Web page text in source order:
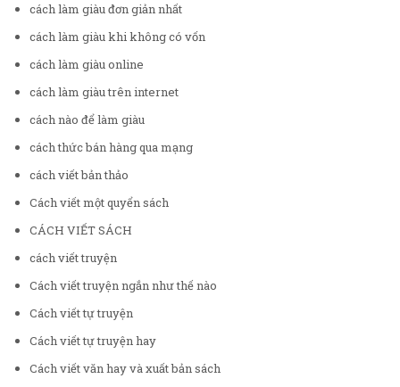
cách làm giàu đơn giản nhất
cách làm giàu khi không có vốn
cách làm giàu online
cách làm giàu trên internet
cách nào để làm giàu
cách thức bán hàng qua mạng
cách viết bản thảo
Cách viết một quyển sách
CÁCH VIẾT SÁCH
cách viết truyện
Cách viết truyện ngắn như thế nào
Cách viết tự truyện
Cách viết tự truyện hay
Cách viết văn hay và xuất bản sách